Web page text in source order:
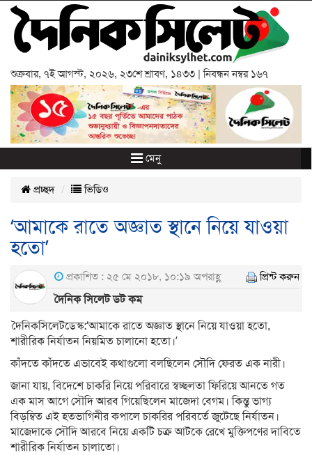
শুক্রবার, ৭ই আগস্ট, ২০২৬, ২৩শে শ্রাবণ, ১৪৩৩ | নিবন্ধন নম্বর ১৬৭
মেনু
প্রচ্ছদ ভিডিও
‘আমাকে রাতে অজ্ঞাত স্থানে নিয়ে যাওয়া
হতো’
প্রকাশিত : ২৫ মে ২০১৮, ১০:১৯ অপরাহ্ণ প্রিন্ট করুন
দৈনিক সিলেট ডট কম
দৈনিকসিলেটডেস্ক:‘আমাকে রাতে অজ্ঞাত স্থানে নিয়ে যাওয়া হতো,
শারীরিক নির্যাতন নিয়মিত চালানো হতো।’
কাঁদতে কাঁদতে এভাবেই কথাগুলো বলছিলেন সৌদি ফেরত এক নারী।
জানা যায়, বিদেশে চাকরি নিয়ে পরিবারে স্বচ্ছলতা ফিরিয়ে আনতে গত
এক মাস আগে সৌদি আরব গিয়েছিলেন মাজেদা বেগম। কিন্তু ভাগ্য
বিড়ম্বিত এই হতভাগিনীর কপালে চাকরির পরিবর্তে জুটেছে নির্যাতন।
মাজেদাকে সৌদি আরবে নিয়ে একটি চক্র আটকে রেখে মুক্তিপণের দাবিতে
শারীরিক নির্যাতন চালাতো।